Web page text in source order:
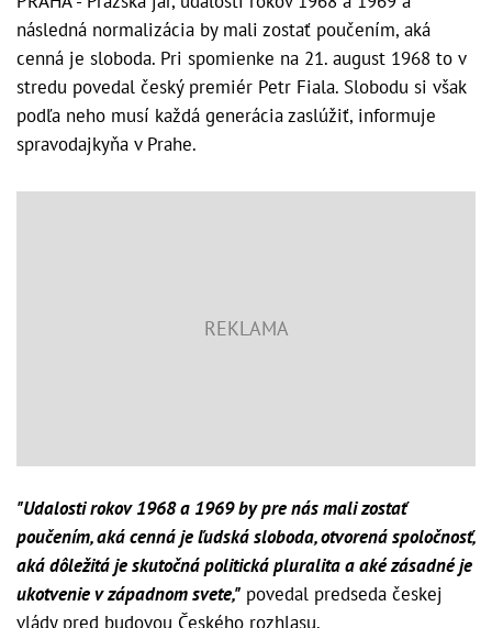
následná normalizácia by mali zostať poučením, aká
cenná je sloboda. Pri spomienke na 21. august 1968 to v
stredu povedal český premiér Petr Fiala. Slobodu si však
podľa neho musí každá generácia zaslúžiť, informuje
spravodajkyňa v Prahe.
"Udalosti rokov 1968 a 1969 by pre nás mali zostať
poučením, aká cenná je ľudská sloboda, otvorená spoločnosť,
aká dôležitá je skutočná politická pluralita a aké zásadné je
ukotvenie v západnom svete," povedal predseda českej
vlády pred budovou Českého rozhlasu.